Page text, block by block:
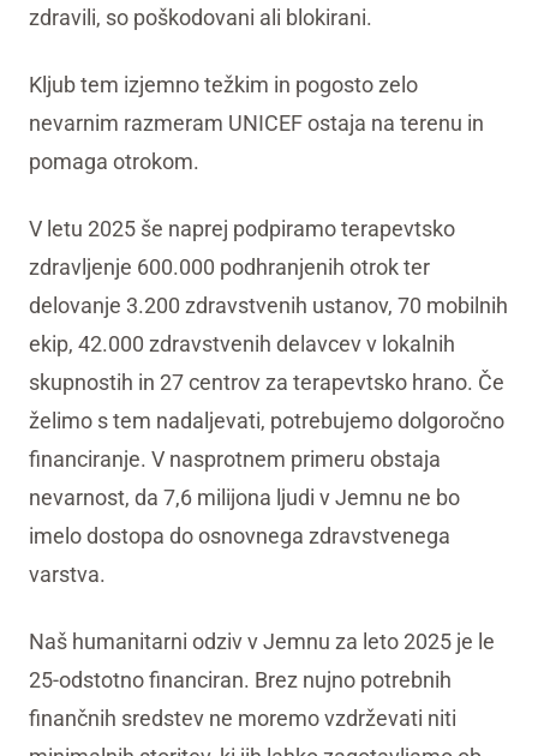
zdravili, so poškodovani ali blokirani.
Kljub tem izjemno težkim in pogosto zelo
nevarnim razmeram UNICEF ostaja na terenu in
pomaga otrokom.
V letu 2025 še naprej podpiramo terapevtsko
zdravljenje 600.000 podhranjenih otrok ter
delovanje 3.200 zdravstvenih ustanov, 70 mobilnih
ekip, 42.000 zdravstvenih delavcev v lokalnih
skupnostih in 27 centrov za terapevtsko hrano. Če
želimo s tem nadaljevati, potrebujemo dolgoročno
financiranje. V nasprotnem primeru obstaja
nevarnost, da 7,6 milijona ljudi v Jemnu ne bo
imelo dostopa do osnovnega zdravstvenega
varstva.
Naš humanitarni odziv v Jemnu za leto 2025 je le
25-odstotno financiran. Brez nujno potrebnih
finančnih sredstev ne moremo vzdrževati niti